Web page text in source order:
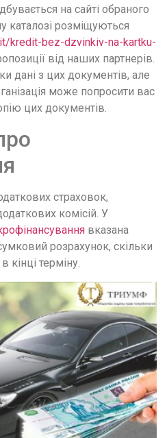
на сайті обраного
каталозі розміщуються
kredit-bez-dzvinkiv-na-kartku-
від наших партнерів.
дані з цих документів, але
може попросити вас
цих документів.
страховок,
комісій. У
вказана
розрахунок, скільки
кінці терміну.